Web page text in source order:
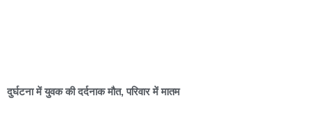
दुर्घटना में युवक की दर्दनाक मौत, परिवार में मातम